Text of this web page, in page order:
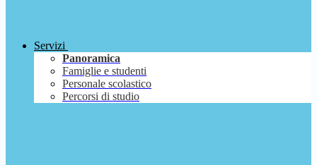
Servizi
Panoramica
Famiglie e studenti
Personale scolastico
Percorsi di studio